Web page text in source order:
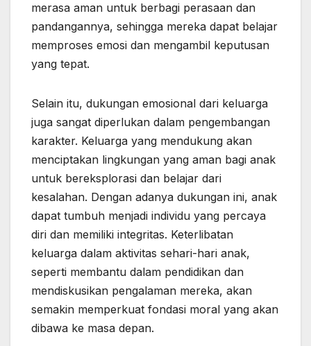
merasa aman untuk berbagi perasaan dan
pandangannya, sehingga mereka dapat belajar
memproses emosi dan mengambil keputusan
yang tepat.
Selain itu, dukungan emosional dari keluarga
juga sangat diperlukan dalam pengembangan
karakter. Keluarga yang mendukung akan
menciptakan lingkungan yang aman bagi anak
untuk bereksplorasi dan belajar dari
kesalahan. Dengan adanya dukungan ini, anak
dapat tumbuh menjadi individu yang percaya
diri dan memiliki integritas. Keterlibatan
keluarga dalam aktivitas sehari-hari anak,
seperti membantu dalam pendidikan dan
mendiskusikan pengalaman mereka, akan
semakin memperkuat fondasi moral yang akan
dibawa ke masa depan.